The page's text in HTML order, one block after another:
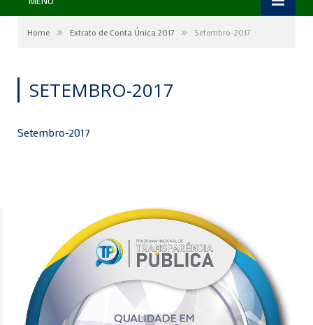
Home » Extrato de Conta Única 2017 » Setembro-2017
SETEMBRO-2017
Setembro-2017